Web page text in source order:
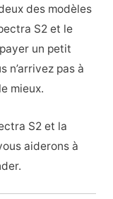
des modèles
S2 et le
un petit
n’arrivez pas à
mieux.
S2 et la
aiderons à